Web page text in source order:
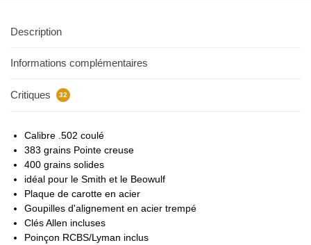
Description
Informations complémentaires
Critiques 32
Calibre .502 coulé
383 grains Pointe creuse
400 grains solides
idéal pour le Smith et le Beowulf
Plaque de carotte en acier
Goupilles d'alignement en acier trempé
Clés Allen incluses
Poinçon RCBS/Lyman inclus